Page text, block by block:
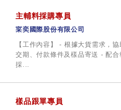
主輔料採購專員
寀奕國際股份有限公司
【工作內容】 - 根據大貨需求，
交期、付款條件及樣品寄送 - 配
採...
樣品跟單專員